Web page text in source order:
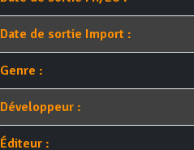
Date de sortie Import :
Genre :
Développeur :
Éditeur :